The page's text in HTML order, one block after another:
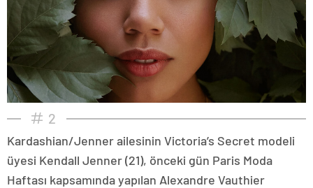
2
Kardashian/Jenner ailesinin Victoria’s Secret modeli
üyesi Kendall Jenner (21), önceki gün Paris Moda
Haftası kapsamında yapılan Alexandre Vauthier